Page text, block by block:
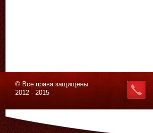
© Все права защищены.
2012 - 2015